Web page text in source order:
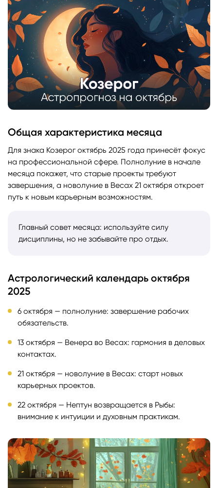
Общая характеристика месяца
Для знака Козерог октябрь 2025 года принесёт фокус
на профессиональной сфере. Полнолуние в начале
месяца покажет, что старые проекты требуют
завершения, а новолуние в Весах 21 октября откроет
путь к новым карьерным возможностям.
Главный совет месяца: используйте силу
дисциплины, но не забывайте про отдых.
Астрологический календарь октября
2025
6 октября — полнолуние: завершение рабочих
обязательств.
13 октября — Венера во Весах: гармония в деловых
контактах.
21 октября — новолуние в Весах: старт новых
карьерных проектов.
22 октября — Нептун возвращается в Рыбы:
внимание к интуиции и духовным практикам.